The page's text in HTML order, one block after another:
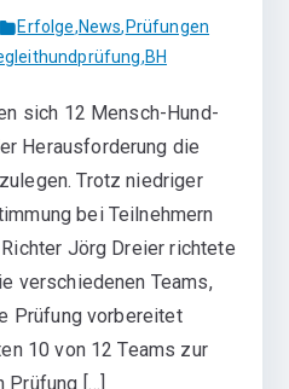
Erfolge,News, Prüfungen
,BH
sich 12 Mensch-Hund-
Herausforderung die
Trotz niedriger
bei Teilnehmern
Jörg Dreier richtete
verschiedenen Teams,
Prüfung vorbereitet
10 von 12 Teams zur
[…]